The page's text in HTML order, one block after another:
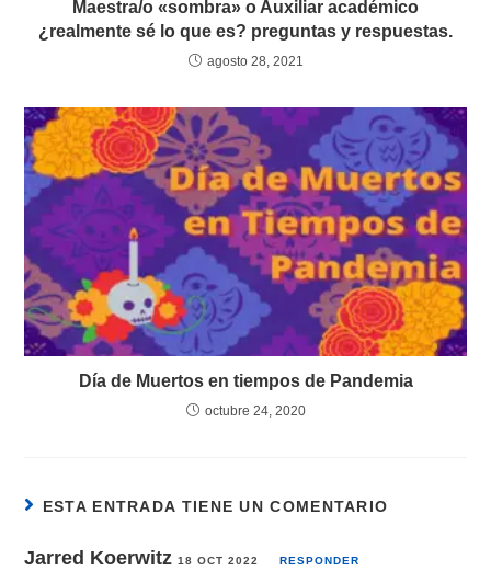
Maestra/o «sombra» o Auxiliar académico
¿realmente sé lo que es? preguntas y respuestas.
agosto 28, 2021
Día de Muertos en tiempos de Pandemia
octubre 24, 2020
ESTA ENTRADA TIENE UN COMENTARIO
Jarred Koerwitz 18 OCT 2022 RESPONDER